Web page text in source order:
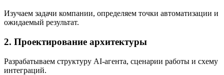
Изучаем задачи компании, определяем точки автоматизации и
ожидаемый результат.
2. Проектирование архитектуры
Разрабатываем структуру AI-агента, сценарии работы и схему
интеграций.